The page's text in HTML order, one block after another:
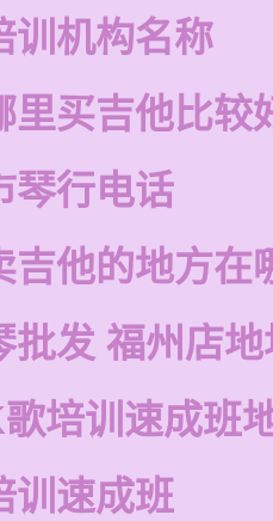
训机构名称
里买吉他比较
琴行电话
吉他的地方在
批发 福州店
培训速成班
训速成班